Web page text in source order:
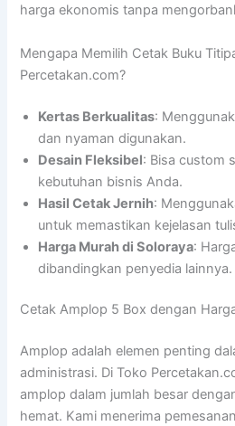
harga ekonomis tanpa
Mengapa Memilih Cetak Buku
Percetakan.com?
Kertas Berkualitas:
dan nyaman digunakan.
Desain Fleksibel: Bisa custom
kebutuhan bisnis Anda.
Hasil Cetak Jernih:
untuk memastikan kejelasan
Harga Murah di Soloraya:
dibandingkan penyedia lainnya.
Cetak Amplop 5 Box dengan
Amplop adalah elemen penting
administrasi. Di Toko
amplop dalam jumlah besar
hemat. Kami menerima